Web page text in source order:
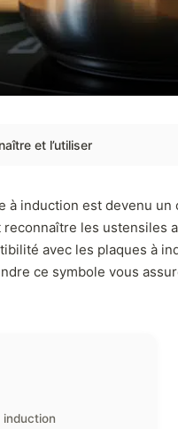
et l’utiliser
induction est devenu
les ustensiles
avec les plaques à
ce symbole vous
induction